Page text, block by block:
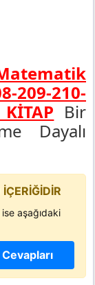
209-210-
Bir
Dayalı
aşağıdaki